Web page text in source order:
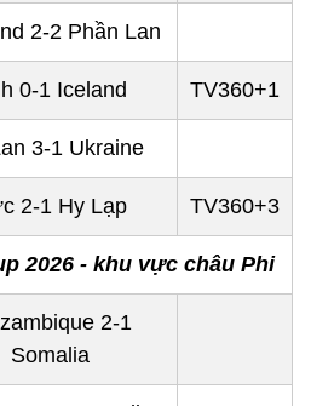
2-2 Phần Lan
0-1 Iceland TV360+1
3-1 Ukraine
2-1 Hy Lạp TV360+3
2026 - khu vực châu Phi
2-1
Somalia